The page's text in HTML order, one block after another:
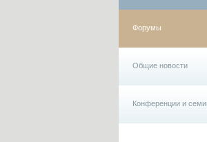
Форумы
Общие новости
Конференции и